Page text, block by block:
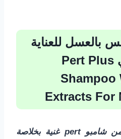
بالعسل للعناية
Pert Plus
Shampoo
Extracts For
تم إنتاج تركيبة مطورة من شامبو pert غنية بخلاصة